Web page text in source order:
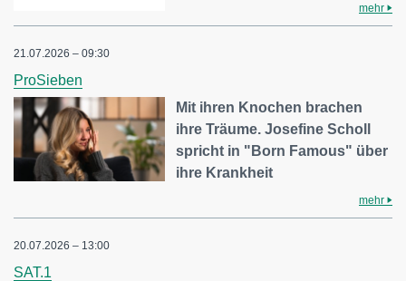
mehr
21.07.2026 – 09:30
ProSieben
Mit ihren Knochen brachen
ihre Träume. Josefine Scholl
spricht in "Born Famous" über
ihre Krankheit
mehr
20.07.2026 – 13:00
SAT.1